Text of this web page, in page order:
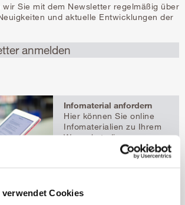
verwendet Cookies
Sie mit dem Newsletter regelmäßig über
und aktuelle Entwicklungen der
Infomaterial anfordern
Hier können Sie online
Infomaterialien zu Ihrem
Wunschstudium